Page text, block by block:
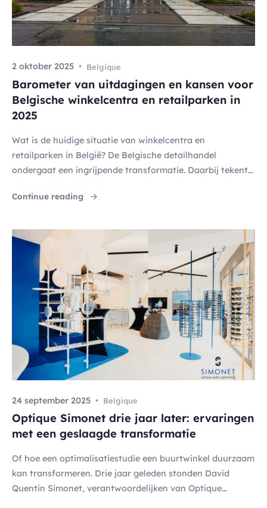
kte van meer dan 400 m² (of 200 m² indien
de gemeente daartoe heeft besloten), bijvoorbeeld:
Bijlage 5 maakt dan deel uit van het commerciële luik van
Barometer van uitdagingen en kansen voor
Belgische winkelcentra en retailparken in
2025
Wat is de huidige situatie van winkelcentra en
retailparken in België? De Belgische detailhandel
ondergaat een ingrijpende transformatie. Daarbij tekent
leegstand in de detailhandel opgelopen tot 11,2%, goed
Gondola.be, februari 2025). Anderzijds tonen retailparken
en winkelcentra een opmerkelijke veerkracht. Hun […]
Continue reading "Barometer van uitdagingen en kansen
2 oktober 2025 Belgique
Optique Simonet drie jaar later: ervaringen
met een geslaagde transformatie
Of hoe een optimalisatiestudie een buurtwinkel duurzaam
kan transformeren. Drie jaar geleden stonden David
Quentin Simonet, verantwoordelijken van Optique
24 september 2025 Belgique